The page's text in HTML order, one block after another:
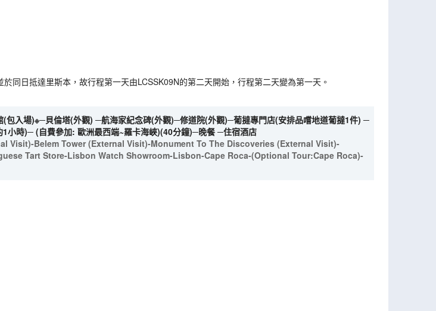
同日抵達里斯本，故行程第一天由LCSSK09N的第二天開始，行程第二天變為第一天。
包入場)※─貝倫塔(外觀) ─航海家紀念碑(外觀)─修道院(外觀)─葡撻專門店(安排品嚐地道葡撻1件) ─
小時)─ (自費參加: 歐洲最西端~羅卡海峽)(40分鐘)─晚餐 ─住宿酒店
Visit)-Belem Tower (External Visit)-Monument To The Discoveries (External Visit)-
Tart Store-Lisbon Watch Showroom-Lisbon-Cape Roca-(Optional Tour:Cape Roca)-